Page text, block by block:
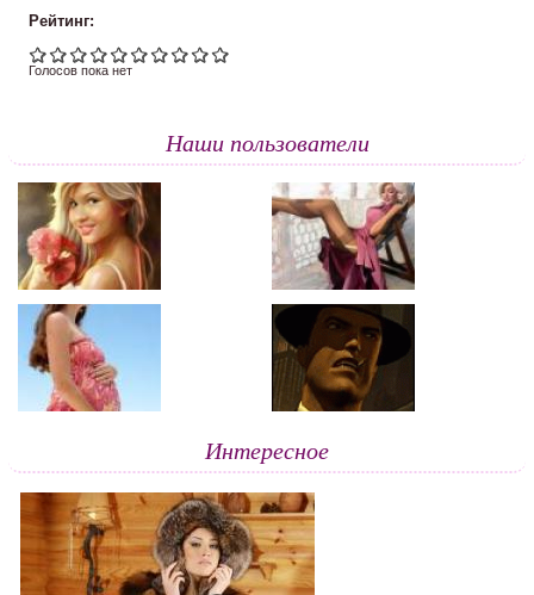
Рейтинг:
Голосов пока нет
Наши пользователи
Интересное